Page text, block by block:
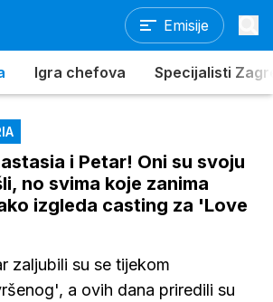
Emisije
Igra chefova Specijalisti
i Petar! Oni su svoju
no svima koje zanima
izgleda casting za 'Love
zaljubili su se tijekom
a ovih dana priredili su